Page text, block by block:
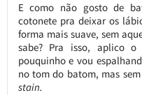
E como não gosto de
cotonete pra deixar os
forma mais suave, sem
sabe? Pra isso, aplico
pouquinho e vou
no tom do batom, mas
stain.